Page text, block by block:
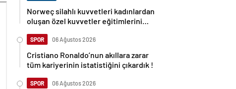
Norweç silahlı kuvvetleri kadınlardan
oluşan özel kuvvetler eğitimlerini
SPOR 06 Ağustos 2026
Cristiano Ronaldo’nun akıllara zarar
tüm kariyerinin istatistiğini çıkardık !
SPOR 06 Ağustos 2026